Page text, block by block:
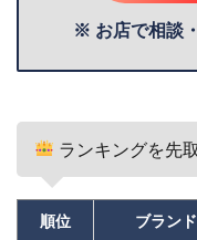
※ お店で相談
ランキングを先
順位 ブランド